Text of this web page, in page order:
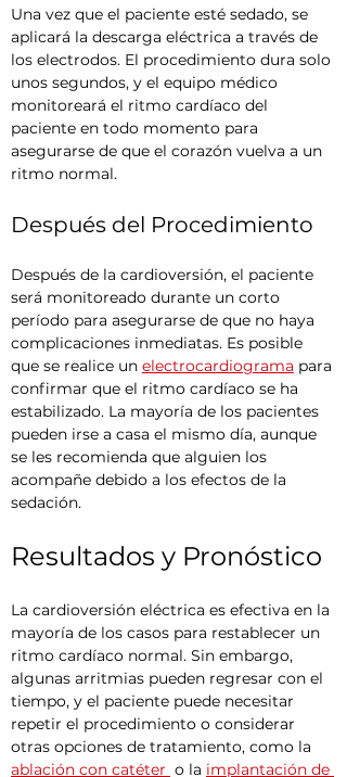
Una vez que el paciente esté sedado, se
aplicará la descarga eléctrica a través de
los electrodos. El procedimiento dura solo
unos segundos, y el equipo médico
monitoreará el ritmo cardíaco del
paciente en todo momento para
asegurarse de que el corazón vuelva a un
ritmo normal.
Después del Procedimiento
Después de la cardioversión, el paciente
será monitoreado durante un corto
período para asegurarse de que no haya
complicaciones inmediatas. Es posible
que se realice un electrocardiograma para
confirmar que el ritmo cardíaco se ha
estabilizado. La mayoría de los pacientes
pueden irse a casa el mismo día, aunque
se les recomienda que alguien los
acompañe debido a los efectos de la
sedación.
Resultados y Pronóstico
La cardioversión eléctrica es efectiva en la
mayoría de los casos para restablecer un
ritmo cardíaco normal. Sin embargo,
algunas arritmias pueden regresar con el
tiempo, y el paciente puede necesitar
repetir el procedimiento o considerar
otras opciones de tratamiento, como la
ablación con catéter o la implantación de